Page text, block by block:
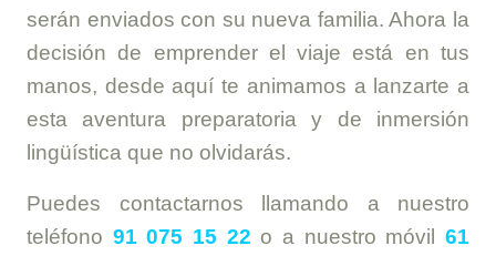
serán enviados con su nueva familia. Ahora la
decisión de emprender el viaje está en tus
manos, desde aquí te animamos a lanzarte a
esta aventura preparatoria y de inmersión
lingüística que no olvidarás.
Puedes contactarnos llamando a nuestro
teléfono 91 075 15 22 o a nuestro móvil61